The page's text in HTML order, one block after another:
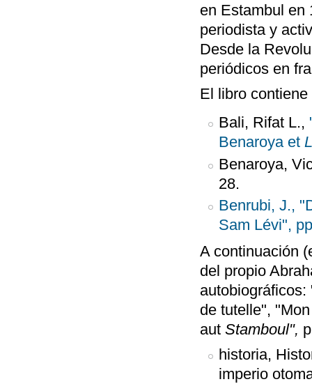
en Estambul en
periodista y
Desde la
periódicos en
El libro
Bali, Rifat L.,
Benaroya et
Benaroya,
28.
Benrubi, J.,
Sam Lévi",
A continuación
del propio
de tutelle",
aut Stamboul",
historia,
imperio